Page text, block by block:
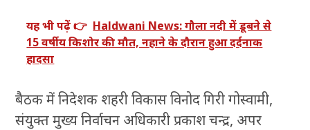
यह भी पढ़ें 👉 Haldwani News: गौला नदी में डूबने से
15 वर्षीय किशोर की मौत, नहाने के दौरान हुआ दर्दनाक
हादसा
बैठक में निदेशक शहरी विकास विनोद गिरी गोस्वामी,
संयुक्त मुख्य निर्वाचन अधिकारी प्रकाश चन्द्र, अपर